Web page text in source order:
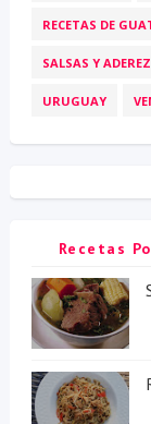
RECETAS DE
SALSAS Y
URUGUAY
Recetas